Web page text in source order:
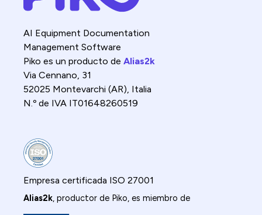
AI Equipment Documentation
Management Software
Piko es un producto de Alias2k
Via Cennano, 31
52025 Montevarchi (AR), Italia
N.º de IVA IT01648260519
Empresa certificada ISO 27001
Alias2k, productor de Piko, es miembro de